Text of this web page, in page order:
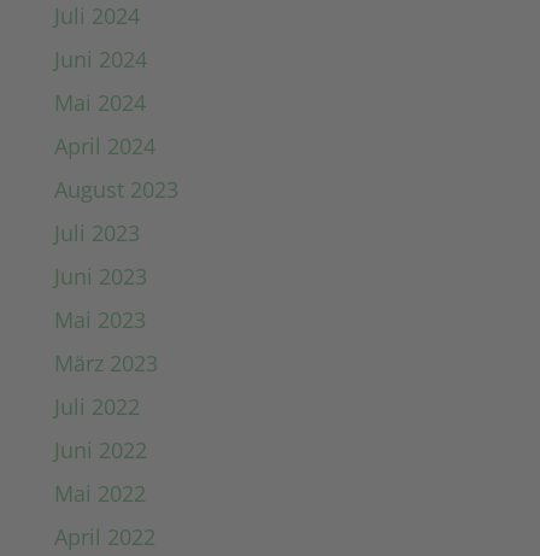
Juli 2024
Juni 2024
Mai 2024
April 2024
August 2023
Juli 2023
Juni 2023
Mai 2023
März 2023
Juli 2022
Juni 2022
Mai 2022
April 2022